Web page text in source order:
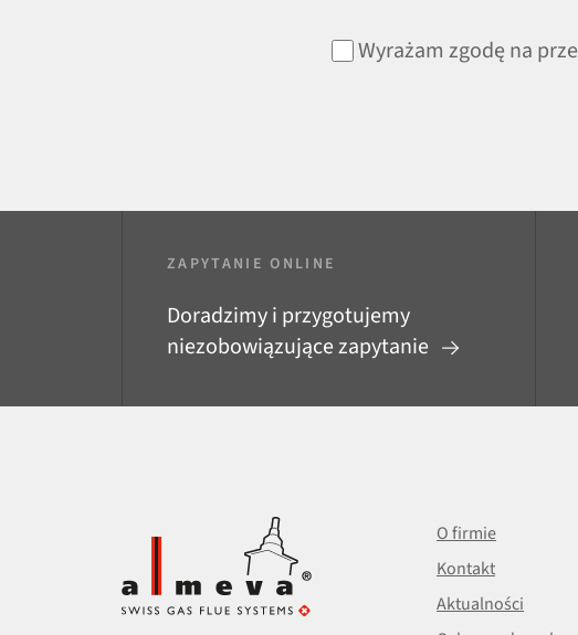
Wyrażam zgodę na
ZAPYTANIE ONLINE
Doradzimy i przygotujemy
niezobowiązujące zapytanie
O firmie
Kontakt
Aktualności